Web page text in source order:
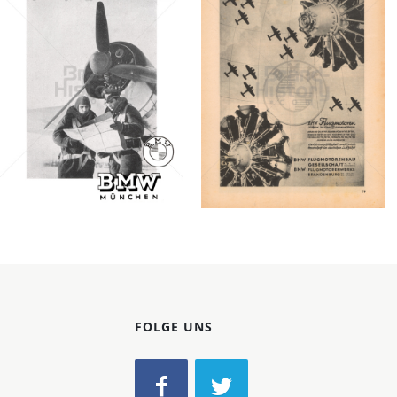
Epoche
BMW
FLUGMOTORENBAU
BMW AG, München
1941
Bild-ID: 41153
BMW
FLUGMOTORENBAU
BMW AG, München
1941
Bild-ID: 2257
FOLGE UNS